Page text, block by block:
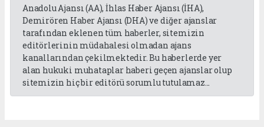
Anadolu Ajansı (AA), İhlas Haber Ajansı (İHA),
Demirören Haber Ajansı (DHA) ve diğer ajanslar
tarafından eklenen tüm haberler, sitemizin
editörlerinin müdahalesi olmadan ajans
kanallarından çekilmektedir. Bu haberlerde yer
alan hukuki muhataplar haberi geçen ajanslar olup
sitemizin hiç bir editörü sorumlu tutulamaz...